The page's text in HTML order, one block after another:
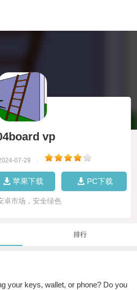
vp
07-29
苹果下载 PC下载
卓市场，安全绿色
排行
your keys, wallet, or phone? Do you